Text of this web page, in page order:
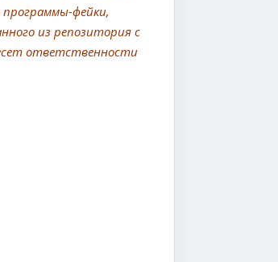
фейки,
из репозитория с
ответственности